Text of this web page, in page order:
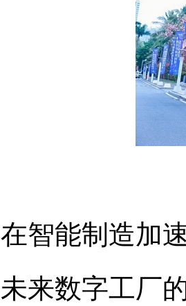
在智能制造加
未来数字工厂